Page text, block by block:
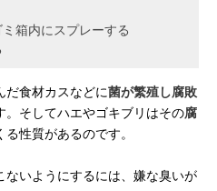
箱内にスプレーする
だ食材カスなどに菌が繁殖し腐敗
。そしてハエやゴキブリはその腐
る性質があるのです。
ないようにするには、嫌な臭いが